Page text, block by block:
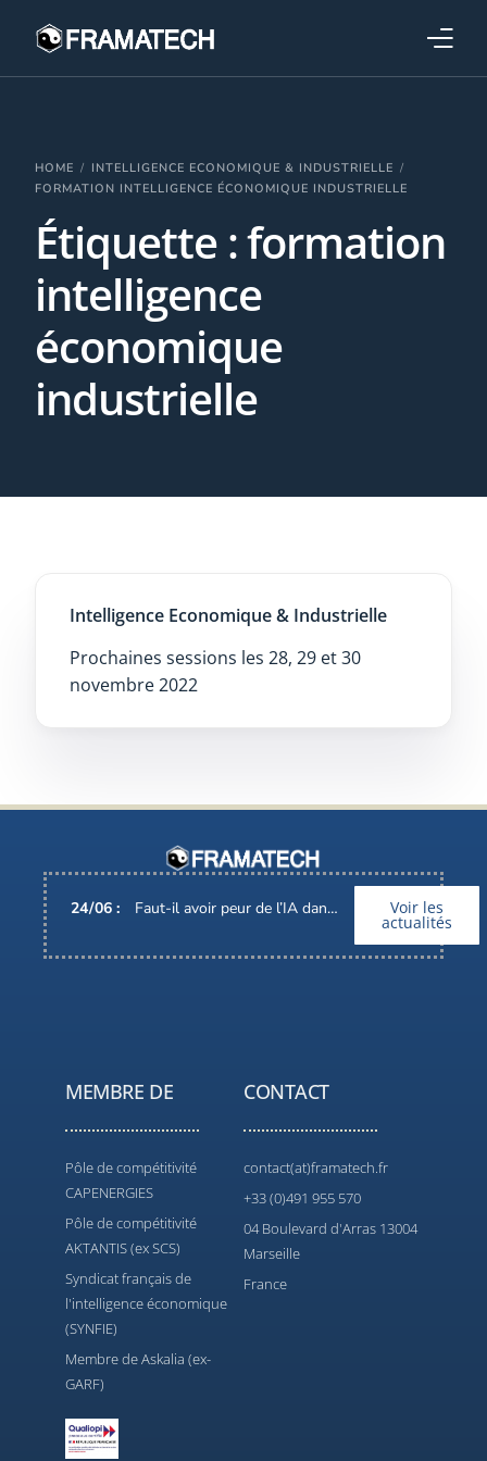
HOME
INTELLIGENCE ECONOMIQUE & INDUSTRIELLE
FORMATION INTELLIGENCE ÉCONOMIQUE INDUSTRIELLE
Étiquette :formation
intelligence
économique
industrielle
Intelligence Economique & Industrielle
Prochaines sessions les 28, 29 et 30
novembre 2022
24/06 : Faut-il avoir peur de l’IA dans nos métiers ? Voir les
actualités
MEMBRE DE
Pôle de compétitivité
CAPENERGIES
Pôle de compétitivité
AKTANTIS (ex SCS)
Syndicat français de
l'intelligence économique
(SYNFIE)
Membre de Askalia (ex-
GARF)
CONTACT
contact(at)framatech.fr
+33 (0)491 955 570
04 Boulevard d'Arras 13004
Marseille
France
Formations
Performance électronique
Stratégies industrielles